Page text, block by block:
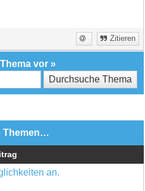
Zitieren
vor »
Themen…
an.